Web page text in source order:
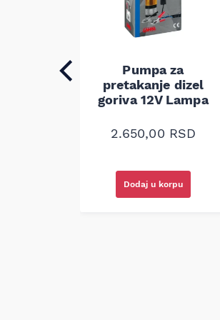
Pumpa za
pretakanje dizel
goriva 12V Lampa
2.650,00 RSD
Dodaj u korpu